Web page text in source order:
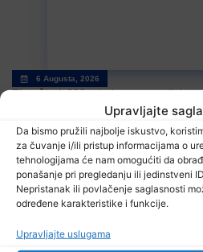
Upravljajte
Da bismo pružili najbolje iskustvo,
za čuvanje i/ili pristup informacijama o
tehnologijama će nam omogućiti da
ponašanje pri pregledanju ili jedinstveni
Nepristanak ili povlačenje saglasnosti
određene karakteristike i funkcije.
Upravljajte uslugama
6 Augusta, 2026
TI uočio 1.200 primjera potencijalne
za promociju stranaka